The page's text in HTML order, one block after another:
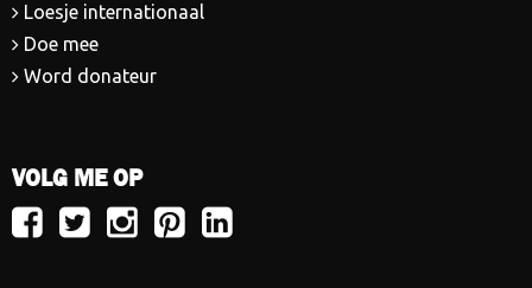
Loesje internationaal
Doe mee
Word donateur
VOLG ME OP
VolgVolgVolgVolgVolg